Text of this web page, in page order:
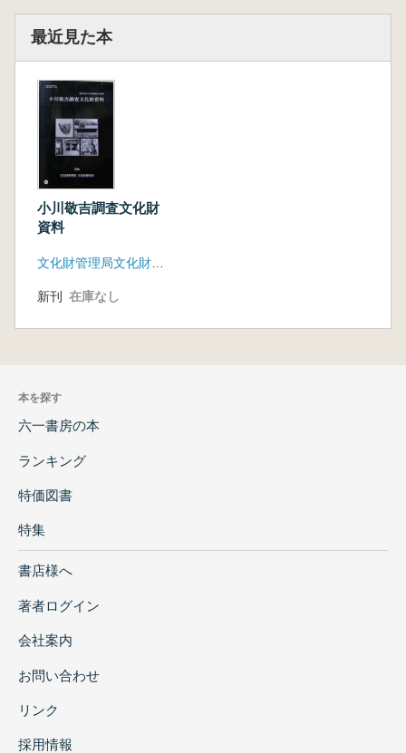
最近見た本
小川敬吉調査文化財
資料
新刊 在庫なし
本を探す
六一書房の本
ランキング
特価図書
特集
書店様へ
著者ログイン
会社案内
お問い合わせ
リンク
採用情報